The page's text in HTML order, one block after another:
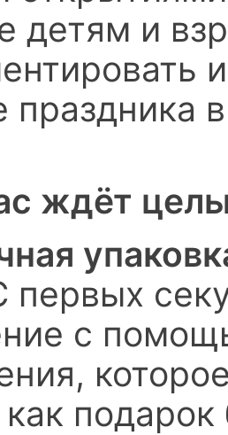
детям и
праздника
ждёт
первых
с